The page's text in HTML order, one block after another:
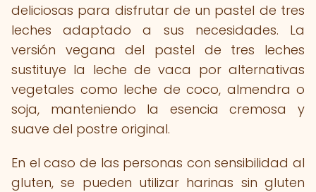
deliciosas para disfrutar de un pastel de tres
leches adaptado a sus necesidades. La
versión vegana del pastel de tres leches
sustituye la leche de vaca por alternativas
vegetales como leche de coco, almendra o
soja, manteniendo la esencia cremosa y
suave del postre original.
En el caso de las personas con sensibilidad al
gluten, se pueden utilizar harinas sin gluten